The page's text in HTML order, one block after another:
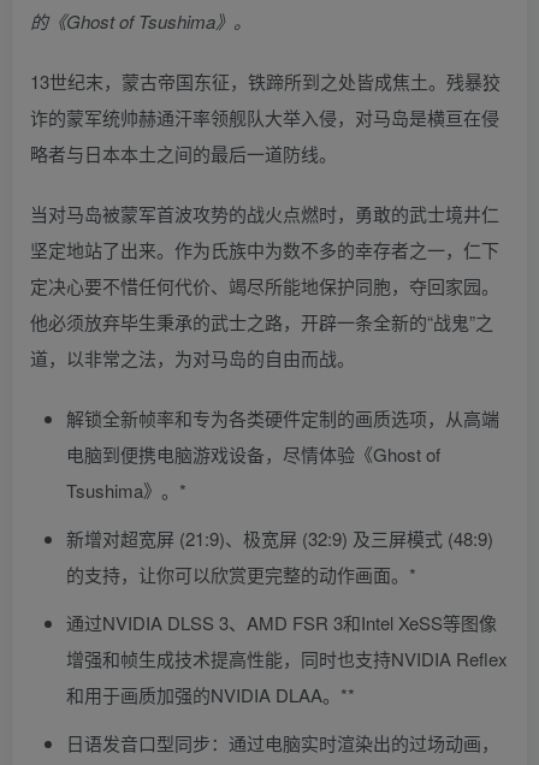
的《Ghost of Tsushima》。
13世纪末，蒙古帝国东征，铁蹄所到之处皆成焦土。残暴狡
诈的蒙军统帅赫通汗率领舰队大举入侵，对马岛是横亘在侵
略者与日本本土之间的最后一道防线。
当对马岛被蒙军首波攻势的战火点燃时，勇敢的武士境井仁
坚定地站了出来。作为氏族中为数不多的幸存者之一，仁下
定决心要不惜任何代价、竭尽所能地保护同胞，夺回家园。
他必须放弃毕生秉承的武士之路，开辟一条全新的“战鬼”之
道，以非常之法，为对马岛的自由而战。
解锁全新帧率和专为各类硬件定制的画质选项，从高端
电脑到便携电脑游戏设备，尽情体验《Ghost of
Tsushima》。*
新增对超宽屏 (21:9)、极宽屏 (32:9) 及三屏模式 (48:9)
的支持，让你可以欣赏更完整的动作画面。*
通过NVIDIA DLSS 3、AMD FSR 3和Intel XeSS等图像
增强和帧生成技术提高性能，同时也支持NVIDIA Reflex
和用于画质加强的NVIDIA DLAA。**
日语发音口型同步：通过电脑实时渲染出的过场动画，